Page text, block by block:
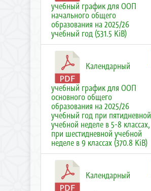
учебный график для ООП
начального общего
образования на 2025/26
учебный год (531.5 KiB)
Календарный
учебный график для ООП
основного общего
образования на 2025/26
учебный год при пятидневной
учебной неделе в 5-8 классах,
при шестидневной учебной
неделе в 9 классах (370.8 KiB)
Календарный